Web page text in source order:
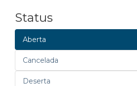
Status
Aberta
Cancelada
Deserta